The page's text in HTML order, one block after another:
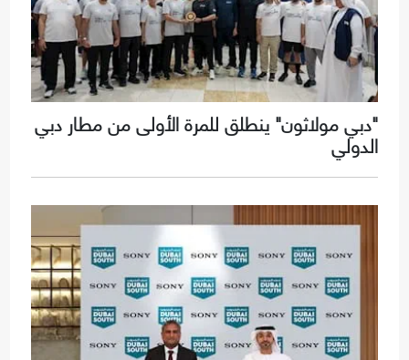
"دبي مولاثون" ينطلق للمرة الأولى من مطار دبي
الدولي